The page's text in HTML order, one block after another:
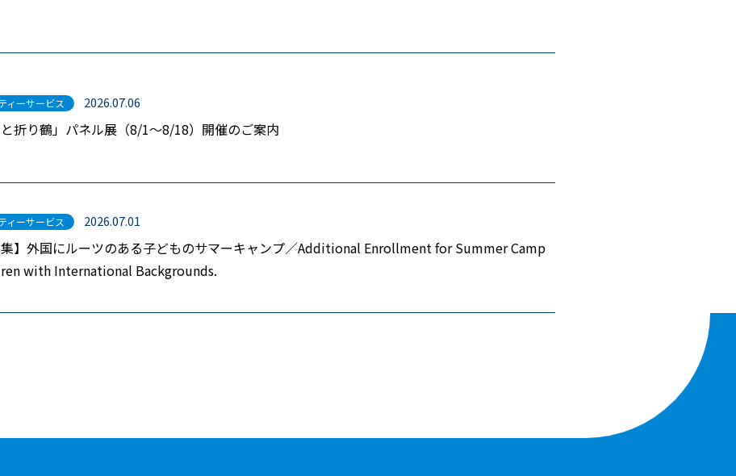
ィーサービス 2026.07.06
と折り鶴」パネル展（8/1～8/18）開催のご案内
ィーサービス 2026.07.01
集】外国にルーツのある子どものサマーキャンプ／Additional Enrollment for Summer Camp
with International Backgrounds.